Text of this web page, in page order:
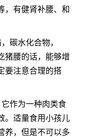
，有健肾补腰、和
碳水化合物，
猪腰的话，能够增
要注意合理的搭
作为一种肉类食
。适量食用小孩儿
养，但是不可以多